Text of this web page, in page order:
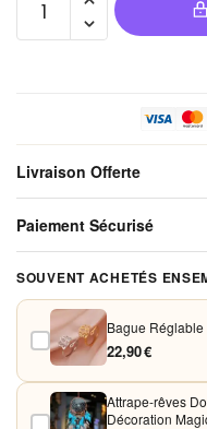
Paix et
Sérénité
Livraison Offerte
soigneusement emballé
Paiement Sécurisé
acceptons Visa, Mastercard,
bancaire n'est conservée sur
SOUVENT ACHETÉS
Bague
22,90 €
Attrape-rêves
Décoration